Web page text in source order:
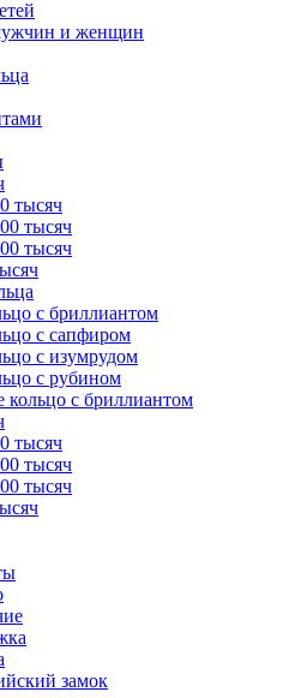
и женщин
тысяч
тысяч
тысяч
с бриллиантом
с сапфиром
с изумрудом
с рубином
кольцо с бриллиантом
тысяч
тысяч
тысяч
замок